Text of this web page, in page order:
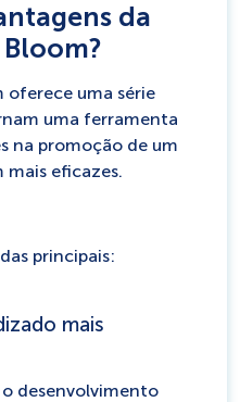
da
oferece uma série
uma ferramenta
na promoção de um
mais eficazes.
principais:
mais
desenvolvimento